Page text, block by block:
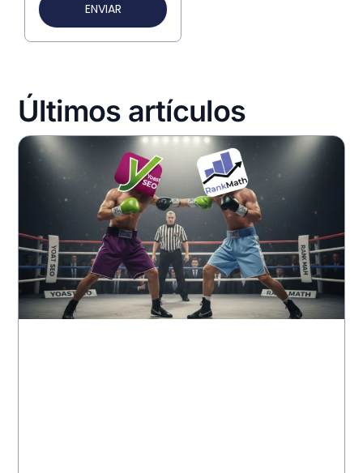
ENVIAR
Últimos artículos